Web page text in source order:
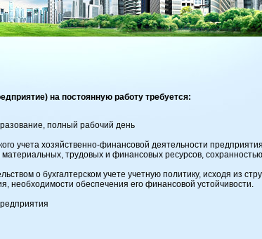
на постоянную работу требуется:
полный рабочий день
учета хозяйственно-финансовой деятельности
трудовых и финансовых ресурсов, сохранностью
о бухгалтерском учете учетную политику, исходя из
необходимости обеспечения его финансовой устойчивости.